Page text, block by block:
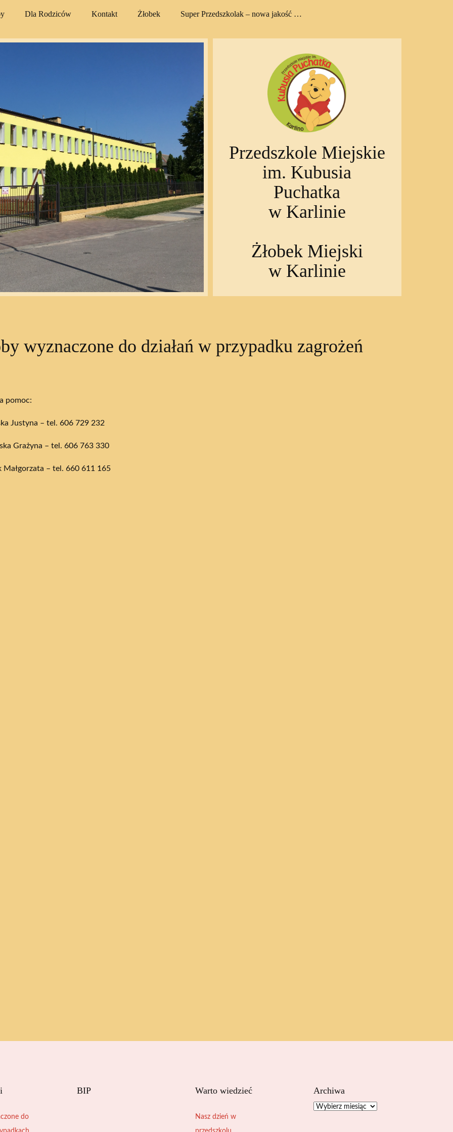
Dla Rodziców Kontakt Żłobek Super Przedszkolak – nowa jakość …
Przedszkole Miejskie
im. Kubusia
Puchatka
w Karlinie
Żłobek Miejski
w Karlinie
wyznaczone do działań w przypadku zagrożeń
pomoc:
Justyna – tel. 606 729 232
Grażyna – tel. 606 763 330
Małgorzata – tel. 660 611 165
do
BIP Warto wiedzieć
Nasz dzień w
Archiwa
Archiwa